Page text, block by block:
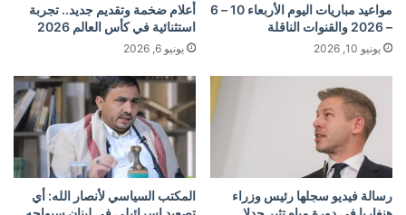
مواعيد مباريات اليوم الأربعاء 10 – 6
– 2026 والقنوات الناقلة
يونيو 10, 2026
أعلام ضخمة وتقديم جديد.. تجربة
استثنائية في كأس العالم 2026
يونيو 6, 2026
رسالة فيديو سجلها رئيس وزراء
المكتب السياسي لأنصار الله: أي